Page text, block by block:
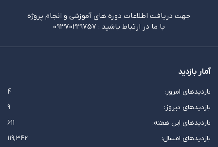
جهت دریافت اطلاعات دوره های آموزشی و انجام پروژه
با ما در ارتباط باشید : 09370229757
آمار بازدید
بازدیدهای امروز:
4
بازدیدهای دیروز:
9
بازدیدهای این هفته:
611
بازدیدهای امسال:
119,342